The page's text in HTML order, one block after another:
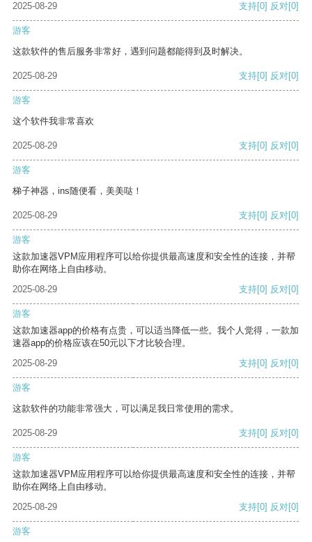
2025-08-29 支持[0] 反对[0]
游客
这款软件的售后服务非常好，遇到问题都能得到及时解决。
2025-08-29 支持[0] 反对[0]
游客
这个软件我非常喜欢
2025-08-29 支持[0] 反对[0]
游客
梯子神器，ins随便看，美美哒！
2025-08-29 支持[0] 反对[0]
游客
这款加速器VPM应用程序可以给你提供最高速度和安全性的连接，并帮
助你在网络上自由移动。
2025-08-29
支持[0] 反对[0]
游客
这款加速器app的价格有点贵，可以适当降低一些。我个人觉得，一款加
速器app的价格应该在50元以下才比较合理。
2025-08-29
支持[0] 反对[0]
游客
这款软件的功能非常强大，可以满足我日常使用的需求。
2025-08-29 支持[0] 反对[0]
游客
这款加速器VPM应用程序可以给你提供最高速度和安全性的连接，并帮
助你在网络上自由移动。
2025-08-29
支持[0] 反对[0]
游客